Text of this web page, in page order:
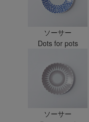
ソーサー
Dots for pots
ソーサー